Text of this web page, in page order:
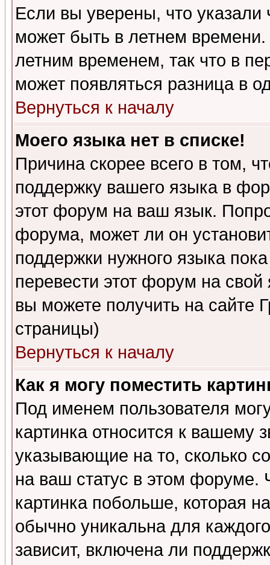
Если вы уверены, что указали
может быть в летнем
летним временем, так что в
может появляться разница в
Вернуться к началу
Моего языка нет в списке!
Причина скорее всего в том,
поддержку вашего языка в
этот форум на ваш язык.
форума, может ли он
поддержки нужного языка
перевести этот форум на
вы можете получить на сайте
страницы)
Вернуться к началу
Как я могу поместить
Под именем пользователя
картинка относится к вашему
указывающие на то, сколько
на ваш статус в этом форуме.
картинка побольше, которая
обычно уникальна для
зависит, включена ли